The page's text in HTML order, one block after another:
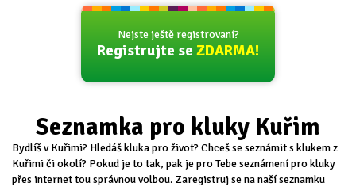
Nejste ještě registrovaní?
Registrujte se ZDARMA!
Seznamka pro kluky Kuřim
Bydlíš v Kuřimi? Hledáš kluka pro život? Chceš se seznámit s klukem z
Kuřimi či okolí? Pokud je to tak, pak je pro Tebe seznámení pro kluky
přes internet tou správnou volbou. Zaregistruj se na naší seznamku